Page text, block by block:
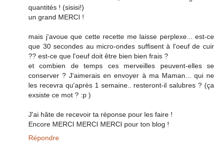
quantités ! (sisisi!)
un grand MERCI !
mais j'avoue que cette recette me laisse perplexe... est-ce
que 30 secondes au micro-ondes suffisent à l'oeuf de cuir
?? est-ce que l'oeuf doit être bien bien frais ?
et combien de temps ces merveilles peuvent-elles se
conserver ? J'aimerais en envoyer à ma Maman... qui ne
les recevra qu'après 1 semaine.. resteront-il salubres ? (ça
exsiste ce mot ? :p )
J'ai hâte de recevoir ta réponse pour les faire !
Encore MERCI MERCI MERCI pour ton blog !
Répondre